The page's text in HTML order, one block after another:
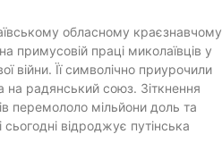
обласному краєзнавчому
примусовій праці миколаївців у
війни. Її символічно приурочили
на радянський союз. Зіткнення
перемололо мільйони доль та
відроджує путінська